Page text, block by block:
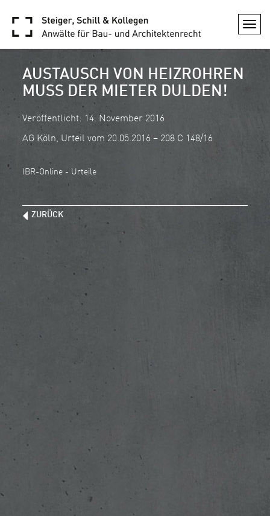
AUSTAUSCH VON HEIZROHREN
MUSS DER MIETER DULDEN!
Veröffentlicht: 14. November 2016
AG Köln, Urteil vom 20.05.2016 – 208 C 148/16
IBR-Online - Urteile
ZURÜCK